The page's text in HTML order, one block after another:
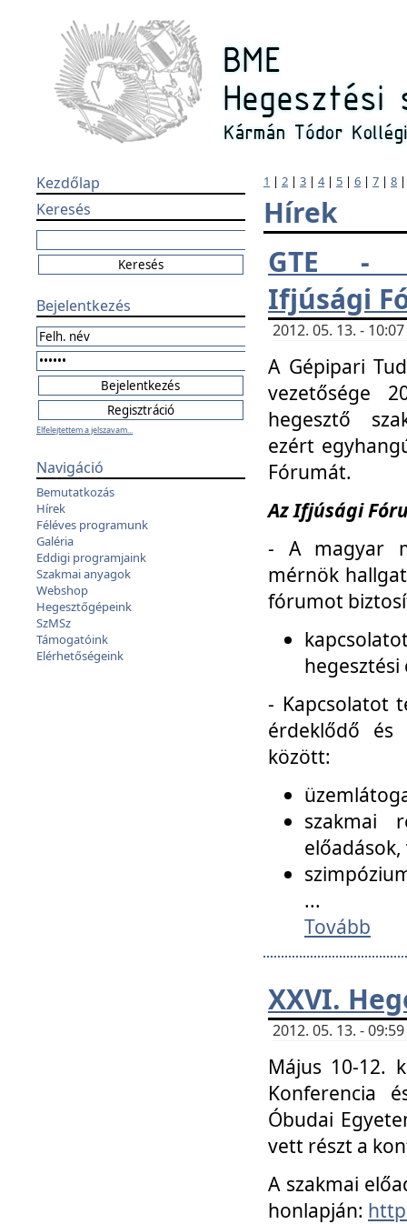
Kezdőlap
Keresés
Bejelentkezés
Elfelejtettem a jelszavam...
Navigáció
Bemutatkozás
Hírek
Féléves programunk
Galéria
Eddigi programjaink
Szakmai anyagok
Webshop
Hegesztőgépeink
SzMSz
Támogatóink
Elérhetőségeink
1 | 2 | 3 | 4| 5 | 6 | 7 | 8
Hírek
GTE -
Ifjúsági
2012. 05. 13. -
A Gépipari
vezetősége
hegesztő
ezért
Fórumát.
Az Ifjúsági
- A magyar
mérnök
fórumot
- Kapcsolatot
érdeklődő és
között:
szakmai
...
Tovább
XXVI.
2012. 05. 13. -
Május 10-12.
Konferencia
Óbudai
vett részt a
A szakmai
honlapján: